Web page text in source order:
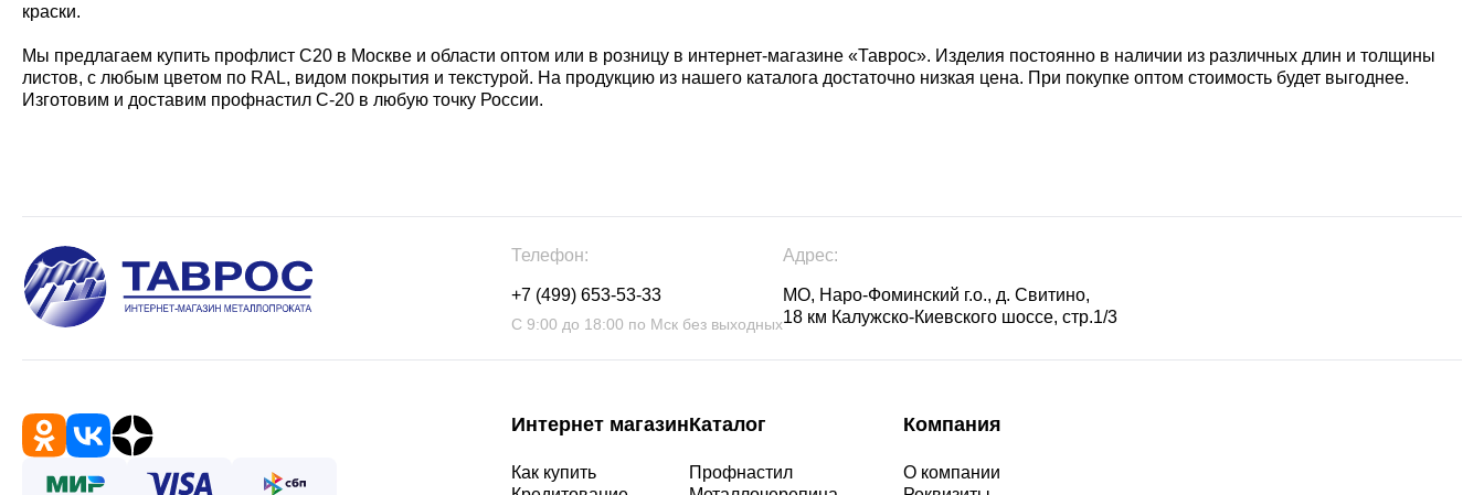
краски.
Мы предлагаем купить профлист С20 в Москве и области оптом или в розницу в интернет-магазине «Таврос». Изделия постоянно в наличии из различных длин и толщины
листов, с любым цветом по RAL, видом покрытия и текстурой. На продукцию из нашего каталога достаточно низкая цена. При покупке оптом стоимость будет выгоднее.
Изготовим и доставим профнастил С-20 в любую точку России.
Телефон:
+7 (499) 653-53-33
С 9:00 до 18:00 по Мск без выходных
Адрес:
МО, Наро-Фоминский г.о., д. Свитино,
18 км Калужско-Киевского шоссе, стр.1/3
Интернет магазин
Как купить
Каталог
Профнастил
Компания
О компании